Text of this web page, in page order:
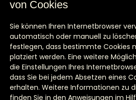
von Cookies
Sie können Ihren Internetbrowser
automatisch oder manuell zu
festlegen, dass bestimmte Cookies
platziert werden. Eine weitere
die Einstellungen Ihres
dass Sie bei jedem Absetzen eines
erhalten. Weitere Informationen zu
finden Sie in den Anweisungen im